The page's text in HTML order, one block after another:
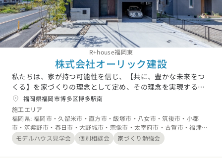
R+house福岡東
株式会社オーリック建設
私たちは、家が持つ可能性を信じ、【共に、豊かな未来をつ
くる】を家づくりの理念として定め、その理念を実現する為
に作り手がどうあるべきかということを考えて参りました。
新たなマイホームが家族にとって安心して安らげる場所であ
る為に、私たちは未来志向で家づくりと向き合い、皆様の
日々の生活が更に豊かになれるよう、永代ハウス社員一同で
これからも努めて参ります。
福岡県福岡市博多区博多駅南
施工エリア
福岡県: 福岡市・久留米市・直方市・飯塚市・八女市・筑後市・小郡
市・筑紫野市・春日市・大野城市・宗像市・太宰府市・古賀市・福津
市・糸島市・那珂川市・糟屋郡宇美町・糟屋郡篠栗町・糟屋郡志免町・
糟屋郡須恵町・糟屋郡新宮町・糟屋郡久山町・糟屋郡粕屋町
モデルハウス見学会 個別相談会 家づくり勉強会